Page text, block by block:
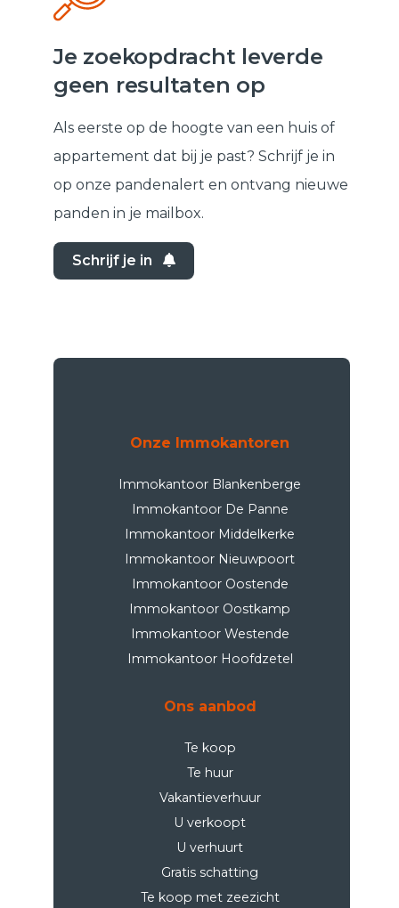
Je zoekopdracht leverde
geen resultaten op
Als eerste op de hoogte van een huis of
appartement dat bij je past? Schrijf je in
op onze pandenalert en ontvang nieuwe
panden in je mailbox.
Schrijf je in
Onze Immokantoren
Immokantoor Blankenberge
Immokantoor De Panne
Immokantoor Middelkerke
Immokantoor Nieuwpoort
Immokantoor Oostende
Immokantoor Oostkamp
Immokantoor Westende
Immokantoor Hoofdzetel
Ons aanbod
Te koop
Te huur
Vakantieverhuur
U verkoopt
U verhuurt
Gratis schatting
Te koop met zeezicht